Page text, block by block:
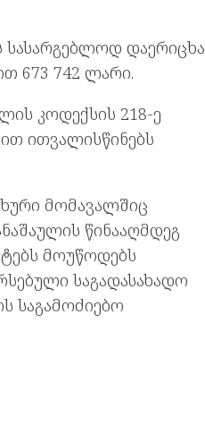
სასარგებლოდ დაერიცხა
673 742 ლარი.
კოდექსის 218-ე
ითვალისწინებს
მომავალშიც
წინააღმდეგ
მოუწოდებს
საგადასახადო
საგამოძიებო